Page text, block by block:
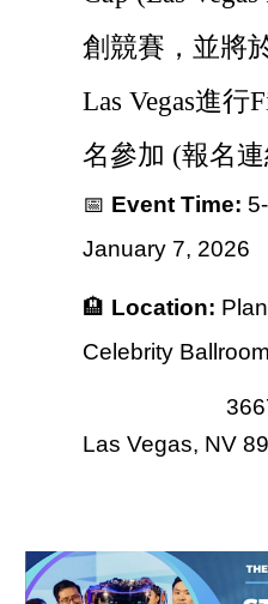
創競賽，並將
Las Vegas進行
名參加 (報名
📅 Event Time:
January 7, 2026
🏨 Location:
Celebrity
3667 Las
Las Vegas, NV